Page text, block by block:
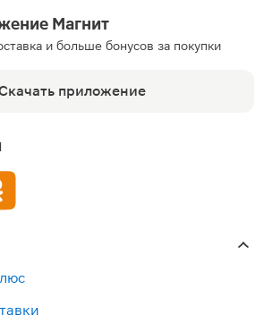
Магнит
и больше бонусов за покупки
приложение